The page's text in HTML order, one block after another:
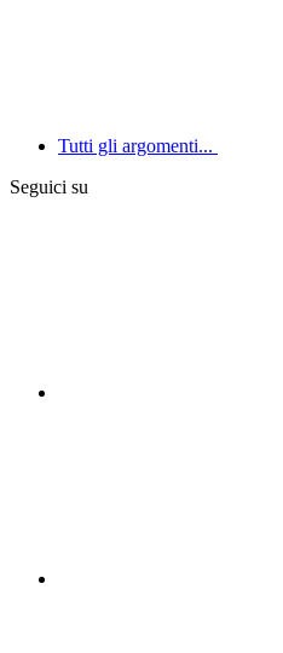
Tutti gli argomenti...
Seguici su